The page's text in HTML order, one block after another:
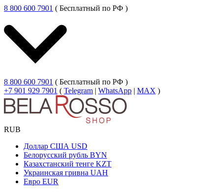
8 800 600 7901 ( Бесплатный по РФ )
8 800 600 7901 ( Бесплатный по РФ )
+7 901 929 7901 ( Telegram | WhatsApp | MAX )
RUB
Доллар США USD
Белорусский рубль BYN
Казахстанский тенге KZT
Украинская гривна UAH
Евро EUR